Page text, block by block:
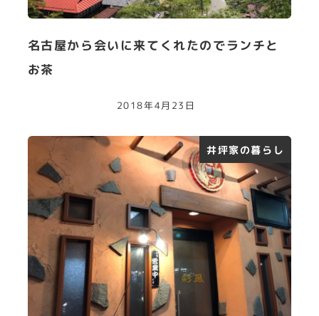
名古屋から会いに来てくれたのでランチと
お茶
2018年4月23日
井坪家の暮らし